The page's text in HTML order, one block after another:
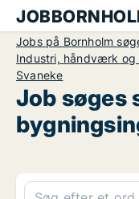
Jobs på Bornholm
Industri, håndværk og
Svaneke
Job søges